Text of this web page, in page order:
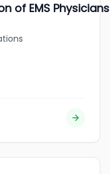
of EMS Physicians